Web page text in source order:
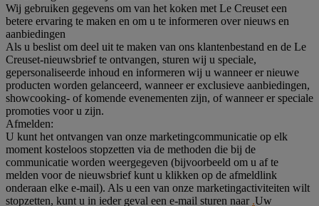
Wij gebruiken gegevens om van het koken met Le Creuset een
betere ervaring te maken en om u te informeren over nieuws en
aanbiedingen
Als u beslist om deel uit te maken van ons klantenbestand en de Le
Creuset-nieuwsbrief te ontvangen, sturen wij u speciale,
gepersonaliseerde inhoud en informeren wij u wanneer er nieuwe
producten worden gelanceerd, wanneer er exclusieve aanbiedingen,
showcooking- of komende evenementen zijn, of wanneer er speciale
promoties voor u zijn.
Afmelden:
U kunt het ontvangen van onze marketingcommunicatie op elk
moment kosteloos stopzetten via de methoden die bij de
communicatie worden weergegeven (bijvoorbeeld om u af te
melden voor de nieuwsbrief kunt u klikken op de afmeldlink
onderaan elke e-mail). Als u een van onze marketingactiviteiten wilt
stopzetten, kunt u in ieder geval een e-mail sturen naar .Uw